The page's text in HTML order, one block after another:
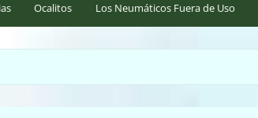
Ocalitos Los Neumáticos Fuera de Uso